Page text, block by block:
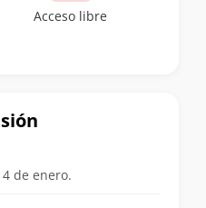
Acceso libre
de enero.